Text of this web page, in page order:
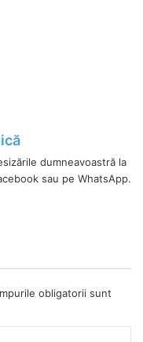
dumneavoastră la
sau pe WhatsApp.
obligatorii sunt